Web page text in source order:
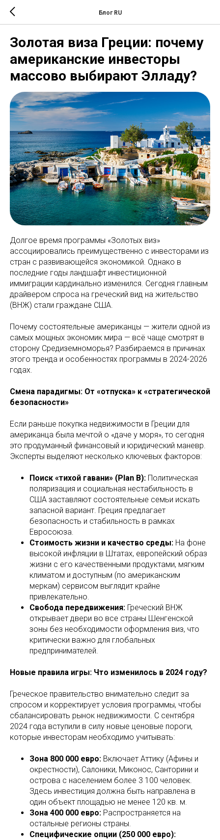
Блог RU
Золотая виза Греции: почему
американские инвесторы
массово выбирают Элладу?
Долгое время программы «Золотых виз»
ассоциировались преимущественно с инвесторами из
стран с развивающейся экономикой. Однако в
последние годы ландшафт инвестиционной
иммиграции кардинально изменился. Сегодня главным
драйвером спроса на греческий вид на жительство
(ВНЖ) стали граждане США.
Почему состоятельные американцы — жители одной из
самых мощных экономик мира — всё чаще смотрят в
сторону Средиземноморья? Разбираемся в причинах
этого тренда и особенностях программы в 2024-2026
годах.
Смена парадигмы: От «отпуска» к «стратегической
безопасности»
Если раньше покупка недвижимости в Греции для
американца была мечтой о «даче у моря», то сегодня
это продуманный финансовый и юридический маневр.
Эксперты выделяют несколько ключевых факторов:
Поиск «тихой гавани» (Plan B): Политическая
поляризация и социальная нестабильность в
США заставляют состоятельные семьи искать
запасной вариант. Греция предлагает
безопасность и стабильность в рамках
Евросоюза.
Стоимость жизни и качество среды: На фоне
высокой инфляции в Штатах, европейский образ
жизни с его качественными продуктами, мягким
климатом и доступным (по американским
меркам) сервисом выглядит крайне
привлекательно.
Свобода передвижения: Греческий ВНЖ
открывает двери во все страны Шенгенской
зоны без необходимости оформления виз, что
критически важно для глобальных
предпринимателей.
Новые правила игры: Что изменилось в 2024 году?
Греческое правительство внимательно следит за
спросом и корректирует условия программы, чтобы
сбалансировать рынок недвижимости. С сентября
2024 года вступили в силу новые ценовые пороги,
которые инвесторам необходимо учитывать:
Зона 800 000 евро: Включает Аттику (Афины и
окрестности), Салоники, Миконос, Санторини и
острова с населением более 3 100 человек.
Здесь инвестиция должна быть направлена в
один объект площадью не менее 120 кв. м.
Зона 400 000 евро: Распространяется на
остальные регионы страны.
Специфические опции (250 000 евро):